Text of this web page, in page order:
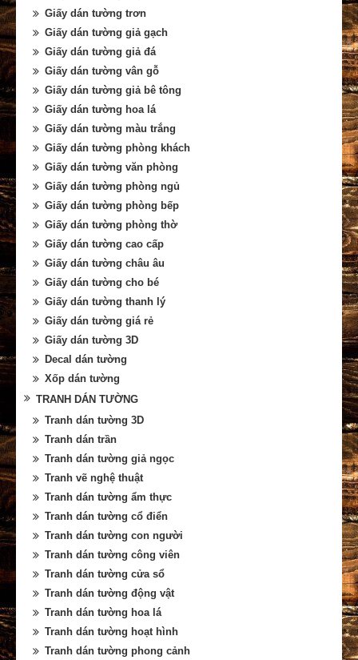
Giấy dán tường trơn
Giấy dán tường giả gạch
Giấy dán tường giả đá
Giấy dán tường vân gỗ
Giấy dán tường giả bê tông
Giấy dán tường hoa lá
Giấy dán tường màu trắng
Giấy dán tường phòng khách
Giấy dán tường văn phòng
Giấy dán tường phòng ngủ
Giấy dán tường phòng bếp
Giấy dán tường phòng thờ
Giấy dán tường cao cấp
Giấy dán tường châu âu
Giấy dán tường cho bé
Giấy dán tường thanh lý
Giấy dán tường giá rẻ
Giấy dán tường 3D
Decal dán tường
Xốp dán tường
TRANH DÁN TƯỜNG
Tranh dán tường 3D
Tranh dán trần
Tranh dán tường giả ngọc
Tranh vẽ nghệ thuật
Tranh dán tường ẩm thực
Tranh dán tường cổ điển
Tranh dán tường con người
Tranh dán tường công viên
Tranh dán tường cửa sổ
Tranh dán tường động vật
Tranh dán tường hoa lá
Tranh dán tường hoạt hình
Tranh dán tường phong cảnh